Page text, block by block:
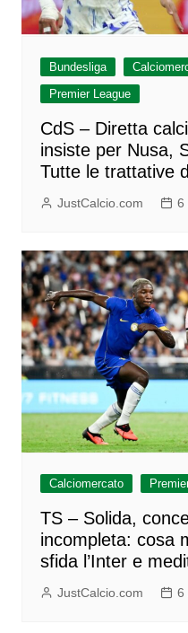
Bundesliga
Premier League
CdS – Diretta
insiste per Nusa,
Tutte le trattative
JustCalcio.com 6
Calciomercato
TS – Solida,
incompleta: cosa
sfida l’Inter e
JustCalcio.com 6